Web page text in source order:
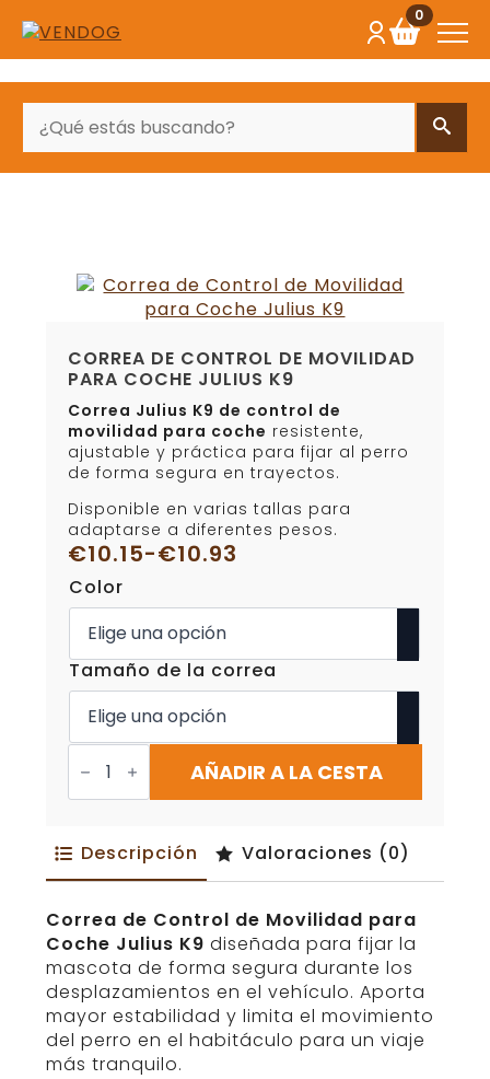
0
CORREA DE CONTROL DE MOVILIDAD
PARA COCHE JULIUS K9
Correa Julius K9 de control de
movilidad para coche resistente,
ajustable y práctica para fijar al perro
de forma segura en trayectos.
Disponible en varias tallas para
adaptarse a diferentes pesos.
€10.15-€10.93
Rango
de
precios:
desde
€10.15
hasta
€10.93
Color
Tamaño de la correa
Correa
de
Control
de
Coche
Julius
cantidad
AÑADIR A LA CESTA
Descripción Valoraciones (0)
Correa de Control de Movilidad para
Coche Julius K9 diseñada para fijar la
mascota de forma segura durante los
desplazamientos en el vehículo. Aporta
mayor estabilidad y limita el movimiento
del perro en el habitáculo para un viaje
más tranquilo.